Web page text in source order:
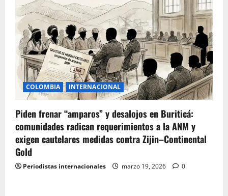
COLOMBIA INTERNACIONAL
Piden frenar “amparos” y desalojos en Buriticá:
comunidades radican requerimientos a la ANM y
exigen cautelares medidas contra Zijin–Continental
Gold
Periodistas internacionales marzo 19, 2026 0